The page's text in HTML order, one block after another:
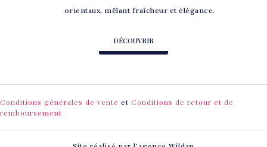
orientaux, mêlant fraîcheur et élégance.
DÉCOUVRIR
Conditions générales de vente et Conditions de retour et de
remboursement